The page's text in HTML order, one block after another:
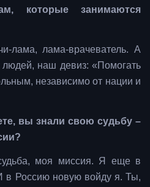
которые занимаются
лама, лама-врачеватель. А
наш девиз: «Помогать
независимо от нации и
вы знали свою судьбу –
моя миссия. Я еще в
в Россию новую войду я. Ты,